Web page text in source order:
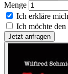
Menge
Ich erkläre
Ich möchte